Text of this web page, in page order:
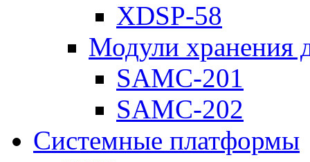
XDSP-58
Модули хранения
SAMC-201
SAMC-202
Системные платформы